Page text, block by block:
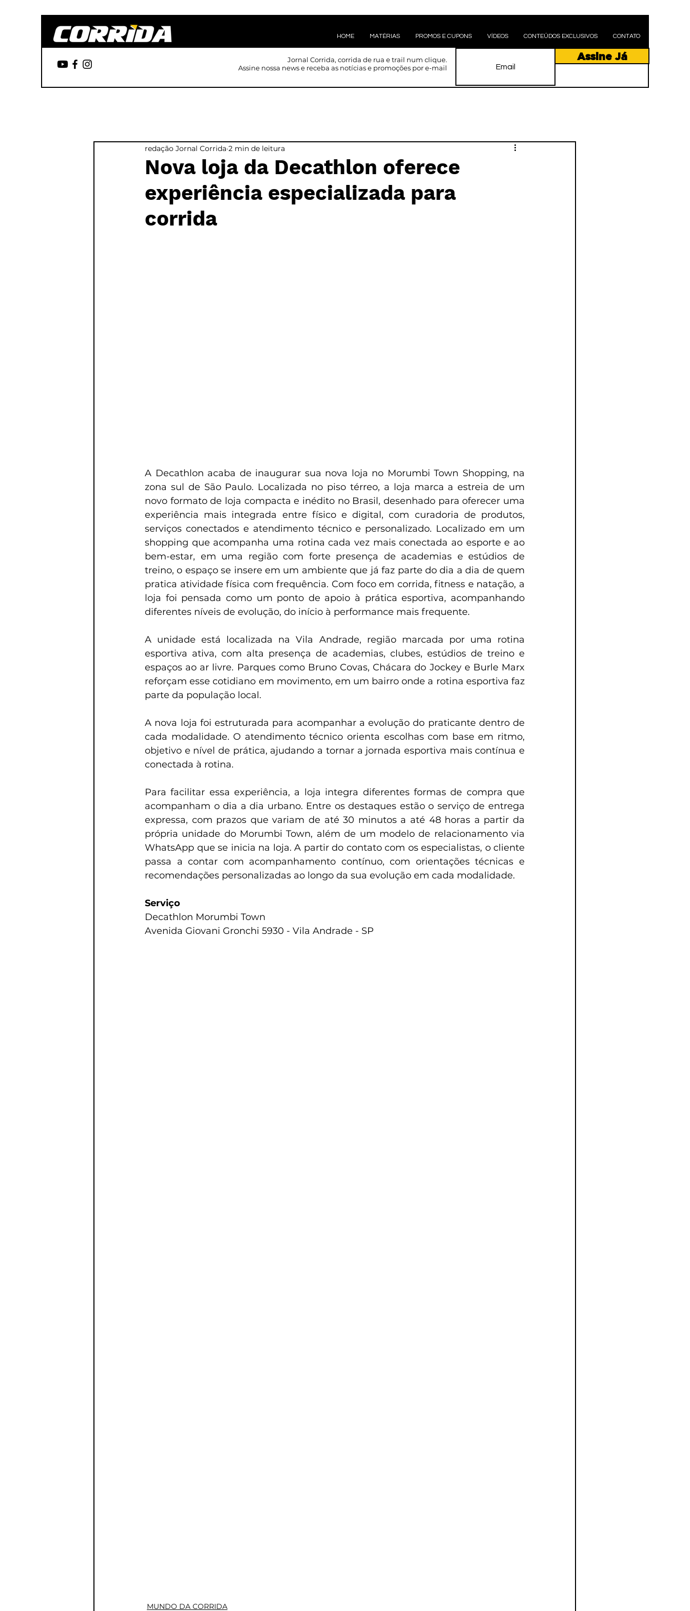
HOME MATÉRIAS PROMOS E CUPONS VÍDEOS CONTEÚDOS EXCLUSIVOS CONTATO
Jornal Corrida, corrida de rua e trail num clique.
Assine nossa news e receba as notícias e promoções por e-mail
Assine Já
Nova loja da Decathlon oferece
experiência especializada para
corrida
redação Jornal Corrida 2 min de leitura
A Decathlon acaba de inaugurar sua nova loja no Morumbi Town Shopping, na
zona sul de São Paulo. Localizada no piso térreo, a loja marca a estreia de um
novo formato de loja compacta e inédito no Brasil, desenhado para oferecer uma
experiência mais integrada entre físico e digital, com curadoria de produtos,
serviços conectados e atendimento técnico e personalizado. Localizado em um
shopping que acompanha uma rotina cada vez mais conectada ao esporte e ao
bem-estar, em uma região com forte presença de academias e estúdios de
treino, o espaço se insere em um ambiente que já faz parte do dia a dia de quem
pratica atividade física com frequência. Com foco em corrida, fitness e natação, a
loja foi pensada como um ponto de apoio à prática esportiva, acompanhando
diferentes níveis de evolução, do início à performance mais frequente.
A unidade está localizada na Vila Andrade, região marcada por uma rotina
esportiva ativa, com alta presença de academias, clubes, estúdios de treino e
espaços ao ar livre. Parques como Bruno Covas, Chácara do Jockey e Burle Marx
reforçam esse cotidiano em movimento, em um bairro onde a rotina esportiva faz
parte da população local.
A nova loja foi estruturada para acompanhar a evolução do praticante dentro de
cada modalidade. O atendimento técnico orienta escolhas com base em ritmo,
objetivo e nível de prática, ajudando a tornar a jornada esportiva mais contínua e
conectada à rotina.
Para facilitar essa experiência, a loja integra diferentes formas de compra que
acompanham o dia a dia urbano. Entre os destaques estão o serviço de entrega
expressa, com prazos que variam de até 30 minutos a até 48 horas a partir da
própria unidade do Morumbi Town, além de um modelo de relacionamento via
WhatsApp que se inicia na loja. A partir do contato com os especialistas, o cliente
passa a contar com acompanhamento contínuo, com orientações técnicas e
recomendações personalizadas ao longo da sua evolução em cada modalidade.
Serviço
Decathlon Morumbi Town
Avenida Giovani Gronchi 5930 - Vila Andrade - SP
MUNDO DA CORRIDA